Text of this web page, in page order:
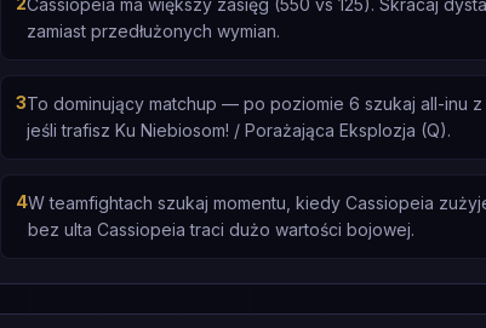
Cassiopeia ma większy zasięg (550 vs 125). Skracaj
zamiast przedłużonych wymian.
3To dominujący matchup — po poziomie 6 szukaj all-inu z
jeśli trafisz Ku Niebiosom! / Porażająca Eksplozja (Q).
4W teamfightach szukaj momentu, kiedy Cassiopeia
bez ulta Cassiopeia traci dużo wartości bojowej.